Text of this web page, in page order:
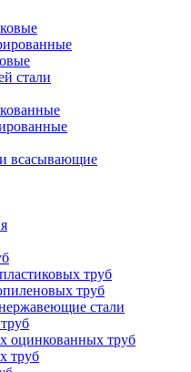
стали
всасывающие
труб
труб
стали
оцинкованных труб
труб